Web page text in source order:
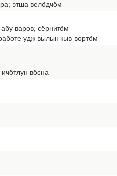
этша велӧдчӧм
варов; сёрнитӧм
удж вылын кыв-вортӧм
вӧсна